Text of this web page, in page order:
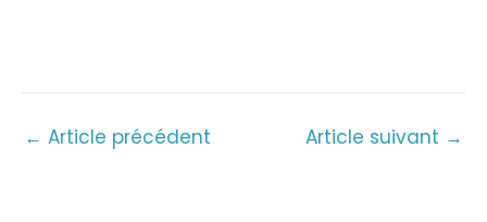
← Article précédent Article suivant →